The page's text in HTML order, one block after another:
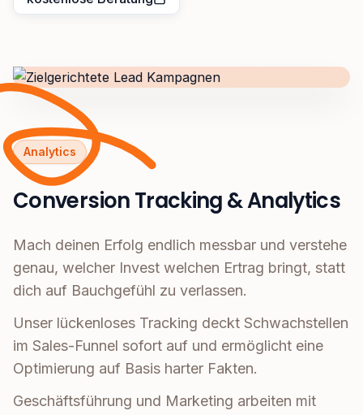
Analytics
Conversion Tracking & Analytics
Mach deinen Erfolg endlich messbar und verstehe
genau, welcher Invest welchen Ertrag bringt, statt
dich auf Bauchgefühl zu verlassen.
Unser lückenloses Tracking deckt Schwachstellen
im Sales-Funnel sofort auf und ermöglicht eine
Optimierung auf Basis harter Fakten.
Geschäftsführung und Marketing arbeiten mit